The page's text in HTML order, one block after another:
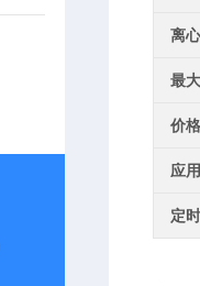
离
最
价
应
定